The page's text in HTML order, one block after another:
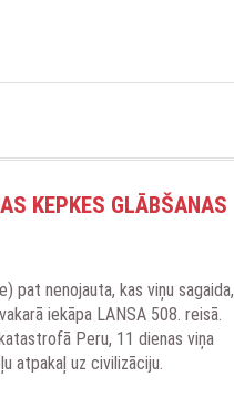
KEPKES GLĀBŠANAS
pat nenojauta, kas viņu sagaida,
iekāpa LANSA 508. reisā.
Peru, 11 dienas viņa
atpakaļ uz civilizāciju.